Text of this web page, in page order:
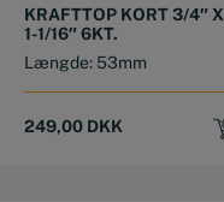
KRAFTTOP KORT 3/4″ X
1-1/16″ 6KT.
Længde: 53mm
249,00 DKK